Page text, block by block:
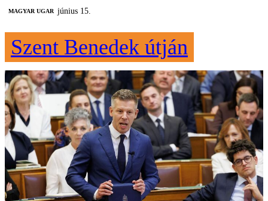
MAGYAR UGAR június 15.
Szent Benedek útján